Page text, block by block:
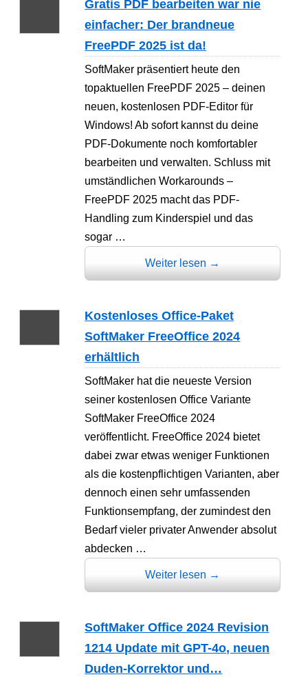
Gratis PDF bearbeiten war nie
einfacher: Der brandneue
FreePDF 2025 ist da!
SoftMaker präsentiert heute den
topaktuellen FreePDF 2025 – deinen
neuen, kostenlosen PDF-Editor für
Windows! Ab sofort kannst du deine
PDF-Dokumente noch komfortabler
bearbeiten und verwalten. Schluss mit
umständlichen Workarounds –
FreePDF 2025 macht das PDF-
Handling zum Kinderspiel und das
sogar …
Weiter lesen →
Kostenloses Office-Paket
SoftMaker FreeOffice 2024
erhältlich
SoftMaker hat die neueste Version
seiner kostenlosen Office Variante
SoftMaker FreeOffice 2024
veröffentlicht. FreeOffice 2024 bietet
dabei zwar etwas weniger Funktionen
als die kostenpflichtigen Varianten, aber
dennoch einen sehr umfassenden
Funktionsempfang, der zumindest den
Bedarf vieler privater Anwender absolut
abdecken …
Weiter lesen →
SoftMaker Office 2024 Revision
1214 Update mit GPT-4o, neuen
Duden-Korrektor und…